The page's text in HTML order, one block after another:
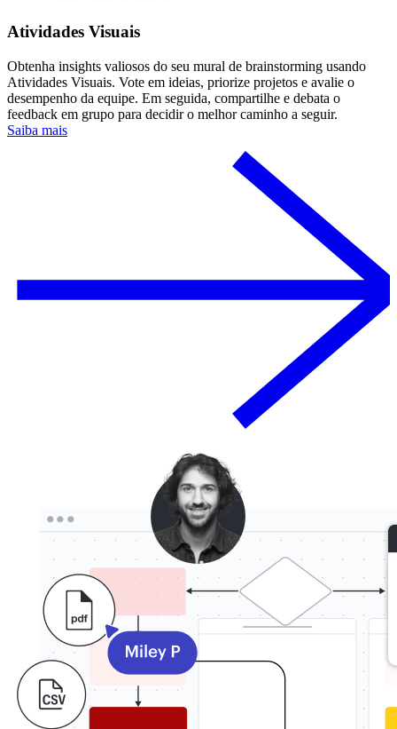
Atividades Visuais
Obtenha insights valiosos do seu mural de brainstorming usando
Atividades Visuais. Vote em ideias, priorize projetos e avalie o
desempenho da equipe. Em seguida, compartilhe e debata o
feedback em grupo para decidir o melhor caminho a seguir.
Saiba mais